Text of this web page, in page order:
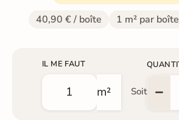
40,90 € / boîte 1 m² par boîte
IL ME FAUT
m² Soit